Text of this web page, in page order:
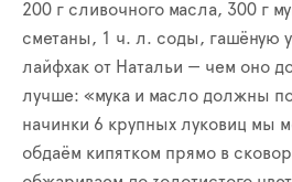
200 г сливочного масла, 300 г
сметаны, 1 ч. л. соды, гашёную
лайфхак от Натальи — чем оно
лучше: «мука и масло должны
начинки 6 крупных луковиц мы
обдаём кипятком прямо в